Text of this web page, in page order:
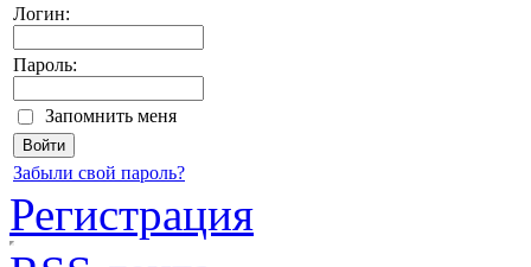
Логин:
Пароль:
Запомнить меня
Забыли свой пароль?
Регистрация